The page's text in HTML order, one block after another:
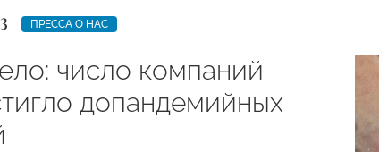
ПРЕССА О НАС
число компаний
допандемийных